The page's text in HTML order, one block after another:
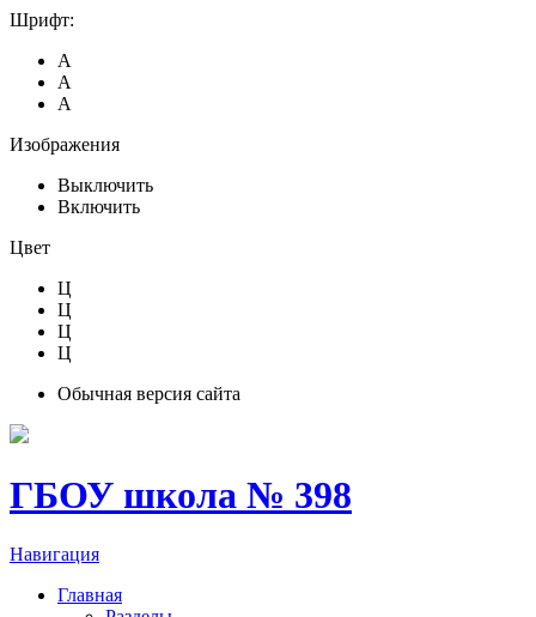
Шрифт:
А
А
А
Изображения
Выключить
Включить
Цвет
Ц
Ц
Ц
Ц
Обычная версия сайта
ГБОУ школа № 398
Навигация
Главная